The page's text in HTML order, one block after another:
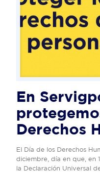
En
Derechos
El Día de los Derechos
diciembre, día en que, en
la Declaración Universal